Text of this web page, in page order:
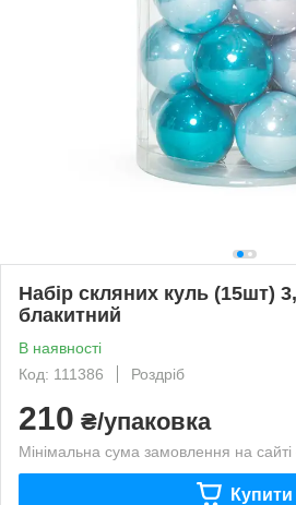
Набір скляних куль (15шт)
блакитний
В наявності
Код: 111386
Роздріб
210 ₴/упаковка
Мінімальна сума замовлення на
Купити